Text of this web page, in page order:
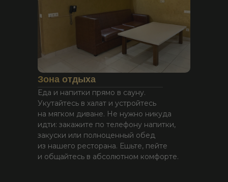
Зона отдыха
Еда и напитки прямо в сауну.
Укутайтесь в халат и устройтесь
на мягком диване. Не нужно никуда
идти: закажите по телефону напитки,
закуски или полноц енный обед
из нашего ресторана. Ешьте, пейте
и общайтесь в абсолютном комфорте.